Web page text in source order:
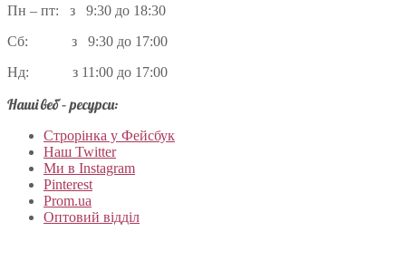
Пн – пт: з 9:30 до 18:30
Сб: з 9:30 до 17:00
Нд: з 11:00 до 17:00
Наші веб – ресурси:
Строрінка у Фейсбук
Наш Twitter
Ми в Instagram
Pinterest
Prom.ua
Оптовий відділ